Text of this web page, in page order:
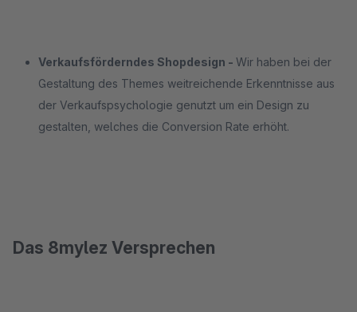
Verkaufsförderndes Shopdesign - Wir haben bei der
Gestaltung des Themes weitreichende Erkenntnisse aus
der Verkaufspsychologie genutzt um ein Design zu
gestalten, welches die Conversion Rate erhöht.
Das 8mylez Versprechen